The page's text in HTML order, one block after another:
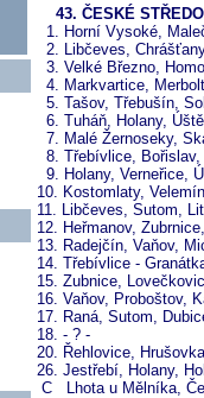
43. ČESKÉ
1. Horní Vysoké,
2. Libčeves,
3. Velké Březno,
4. Markvartice,
5. Tašov, Třebušín,
6. Tuháň, Holany,
7. Malé Žernoseky,
8. Třebívlice,
9. Holany, Verneřice,
10. Kostomlaty,
11. Libčeves, Sutom,
12. Heřmanov,
13. Radejčín, Vaňov,
14. Třebívlice -
15. Zubnice,
16. Vaňov, Proboštov,
17. Raná, Sutom,
18. - ? -
20. Řehlovice,
26. Jestřebí, Holany,
C Lhota u Mělníka,